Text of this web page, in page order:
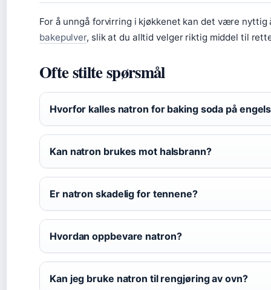
For å unngå forvirring i kjøkkenet kan det være
bakepulver, slik at du alltid velger riktig middel til
Ofte stilte spørsmål
Hvorfor kalles natron for baking soda på
Kan natron brukes mot halsbrann?
Er natron skadelig for tennene?
Hvordan oppbevare natron?
Kan jeg bruke natron til rengjøring av ovn?